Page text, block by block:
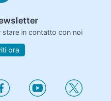
in contatto con noi
ora